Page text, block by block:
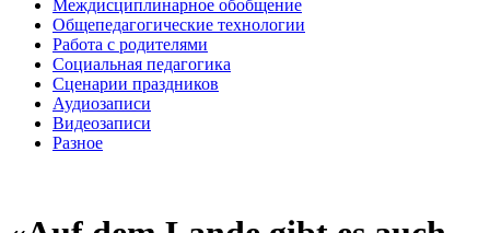
Междисциплинарное обобщение
Общепедагогические технологии
Работа с родителями
Социальная педагогика
Сценарии праздников
Аудиозаписи
Видеозаписи
Разное